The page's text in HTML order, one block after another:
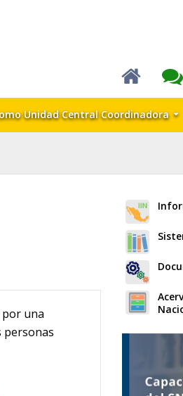
Unidad Central Coordinadora
por una
personas